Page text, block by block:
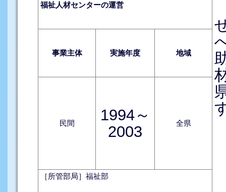
福祉人材センターの運営
事業主体 実施年度 地域
民間
1994～
2003
全県
［所管部局］福祉部